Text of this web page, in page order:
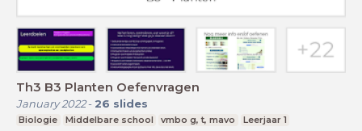
Th3 B3 Planten Oefenvragen
January 2022- 26 slides
Biologie Middelbare school vmbo g, t, mavo Leerjaar 1